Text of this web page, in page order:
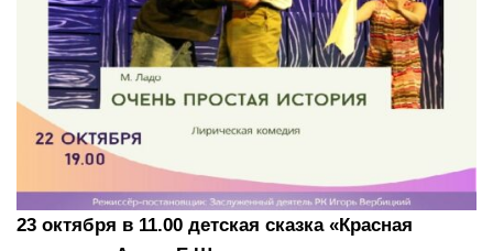
23 октября в 11.00 детская сказка «Красная